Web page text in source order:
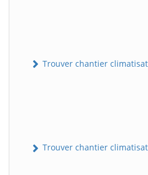
Trouver chantier
Trouver chantier